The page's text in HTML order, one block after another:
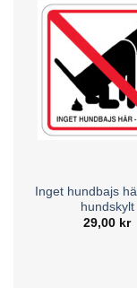
förbipasserande.
Placering och
Att placera din
effektivitet. Vi
skyltarna ska vara
Våra skyltar är
Inget hundbajs
hundskylt
29,00 kr